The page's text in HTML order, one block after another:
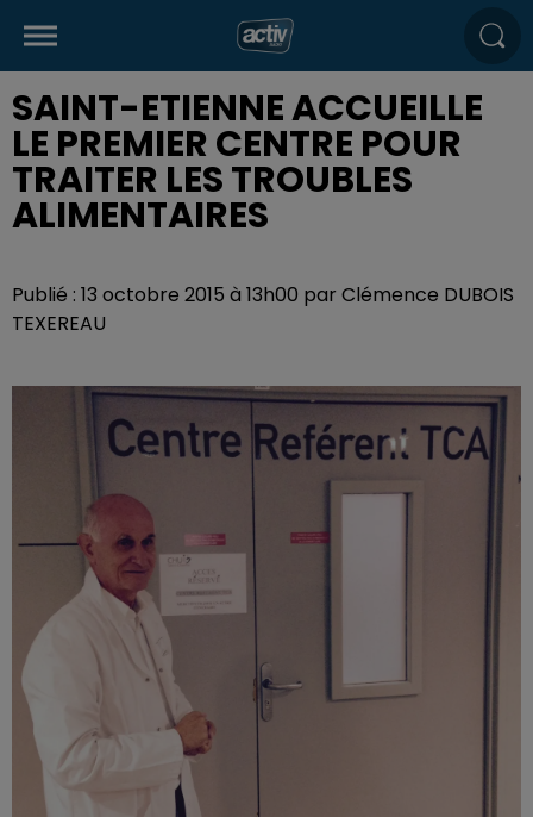
SAINT-ETIENNE ACCUEILLE
LE PREMIER CENTRE POUR
TRAITER LES TROUBLES
ALIMENTAIRES
Publié : 13 octobre 2015 à 13h00 par Clémence DUBOIS
TEXEREAU